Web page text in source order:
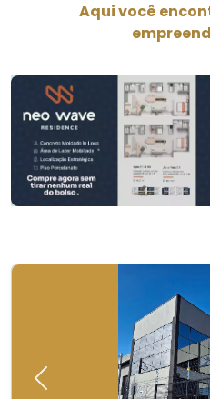
Aqui você
Previous